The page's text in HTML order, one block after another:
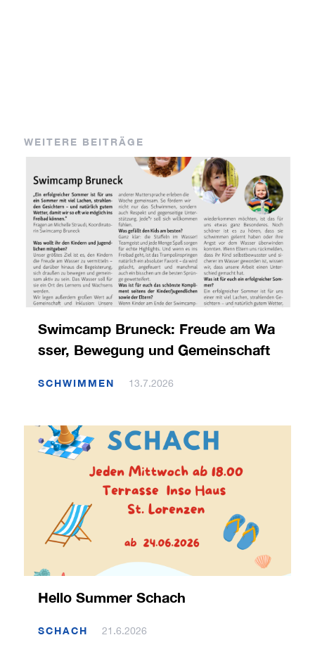
WEITERE BEITRÄGE
Swimcamp Bruneck: Freude am Wa
sser, Bewegung und Gemeinschaft
SCHWIMMEN 13.7.2026
Hello Summer Schach
SCHACH 21.6.2026